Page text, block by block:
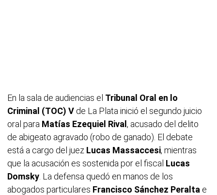
En la sala de audiencias el Tribunal Oral en lo
Criminal (TOC) V de La Plata inició el segundo juicio
oral para Matías Ezequiel Rival , acusado del delito
de abigeato agravado (robo de ganado). El debate
está a cargo del juez Lucas Massaccesi, mientras
que la acusación es sostenida por el fiscal Lucas
Domsky . La defensa quedó en manos de los
abogados particulares Francisco Sánchez Peralta e